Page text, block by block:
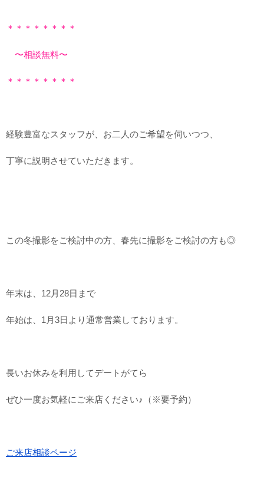
＊＊＊＊＊＊＊＊
〜相談無料〜
＊＊＊＊＊＊＊＊
経験豊富なスタッフが、お二人のご希望を伺いつつ、
丁寧に説明させていただきます。
この冬撮影をご検討中の方、春先に撮影をご検討の方も◎
年末は、12月28日まで
年始は、1月3日より通常営業しております。
長いお休みを利用してデートがてら
ぜひ一度お気軽にご来店ください♪（※要予約）
ご来店相談ページ